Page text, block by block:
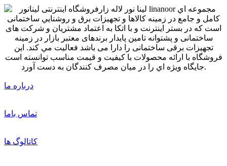
درباره ما
تماس باما
کاتالوگ ها